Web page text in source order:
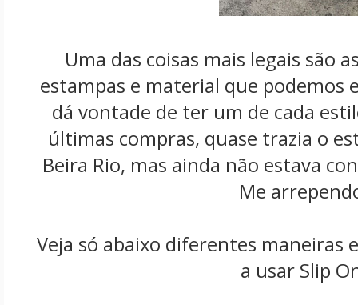
Uma das coisas mais legais são
estampas e material que podemos
dá vontade de ter um de cada
últimas compras, quase trazia o
Beira Rio, mas ainda não estava
Me
Veja só abaixo diferentes maneiras
a usar Slip